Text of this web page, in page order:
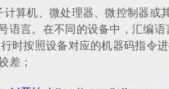
算机、微处理器、微控制器或
语言。在不同的设备中，汇编语
时按照设备对应的机器码指令
差；